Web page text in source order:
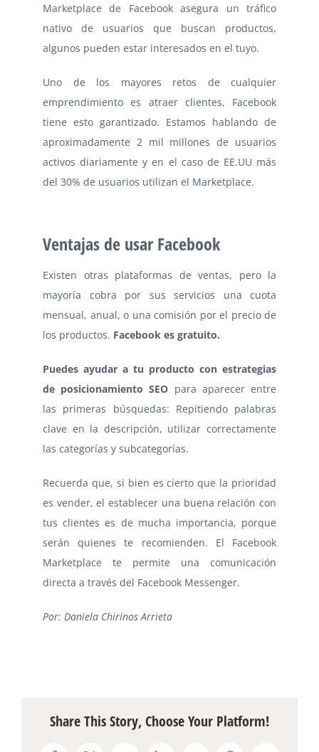
Marketplace de Facebook asegura un tráfico
nativo de usuarios que buscan productos,
algunos pueden estar interesados en el tuyo.
Uno de los mayores retos de cualquier
emprendimiento es atraer clientes, Facebook
tiene esto garantizado. Estamos hablando de
aproximadamente 2 mil millones de usuarios
activos diariamente y en el caso de EE.UU más
del 30% de usuarios utilizan el Marketplace.
Ventajas de usar Facebook
Existen otras plataformas de ventas, pero la
mayoría cobra por sus servicios una cuota
mensual, anual, o una comisión por el precio de
los productos. Facebook es gratuito.
Puedes ayudar a tu producto con estrategias
de posicionamiento SEO para aparecer entre
las primeras búsquedas: Repitiendo palabras
clave en la descripción, utilizar correctamente
las categorías y subcategorías.
Recuerda que, si bien es cierto que la prioridad
es vender, el establecer una buena relación con
tus clientes es de mucha importancia, porque
serán quienes te recomienden. El Facebook
Marketplace te permite una comunicación
directa a través del Facebook Messenger.
Por: Daniela Chirinos Arrieta
Share This Story, Choose Your Platform!